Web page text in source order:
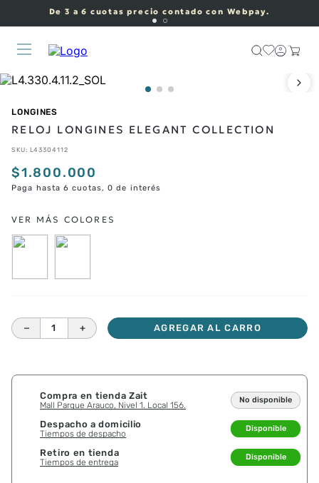
De 3 a 6 cuotas precio contado con Webpay.
LONGINES
RELOJ LONGINES ELEGANT COLLECTION
SKU: L43304112
$1.800.000
Paga hasta 6 cuotas, 0 de interés
＋
－ AGREGAR AL CARRO
Compra en tienda Zait
Mall Parque Arauco, Nivel 1. Local 156.
No disponible
Despacho a domicilio
Tiempos de despacho
Disponible
Retiro en tienda
Tiempos de entrega
Disponible